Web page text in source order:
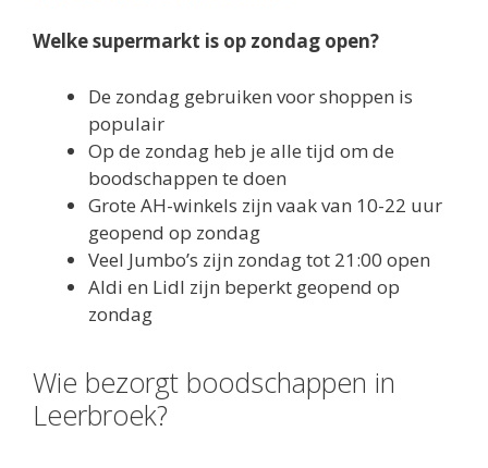
Welke supermarkt is op zondag open?
De zondag gebruiken voor shoppen is
populair
Op de zondag heb je alle tijd om de
boodschappen te doen
Grote AH-winkels zijn vaak van 10-22 uur
geopend op zondag
Veel Jumbo’s zijn zondag tot 21:00 open
Aldi en Lidl zijn beperkt geopend op
zondag
Wie bezorgt boodschappen in
Leerbroek?